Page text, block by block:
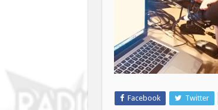
Facebook Twitter